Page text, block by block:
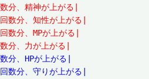
分、精神が上がる|
数分、知性が上がる|
数分、MPが上がる|
分、力が上がる|
分、HPが上がる|
数分、守りが上がる|